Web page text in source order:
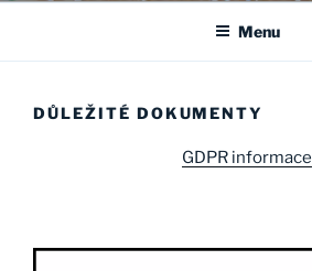
Menu
DŮLEŽITÉ DOKUMENTY
GDPR informace